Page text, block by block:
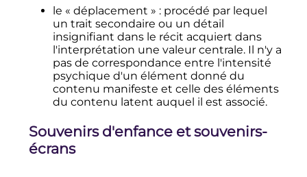
le « déplacement » : procédé par lequel
un trait secondaire ou un détail
insignifiant dans le récit acquiert dans
l'interprétation une valeur centrale. Il n'y a
pas de correspondance entre l'intensité
psychique d'un élément donné du
contenu manifeste et celle des éléments
du contenu latent auquel il est associé.
Souvenirs d'enfance et souvenirs-
écrans